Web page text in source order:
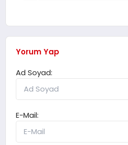
Yorum Yap
Ad Soyad:
E-Mail: